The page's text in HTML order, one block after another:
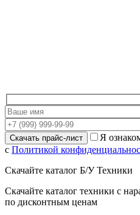
Я
с Политикой
Скачайте каталог Б/У Техники
Скачайте каталог техники с
по дисконтным ценам